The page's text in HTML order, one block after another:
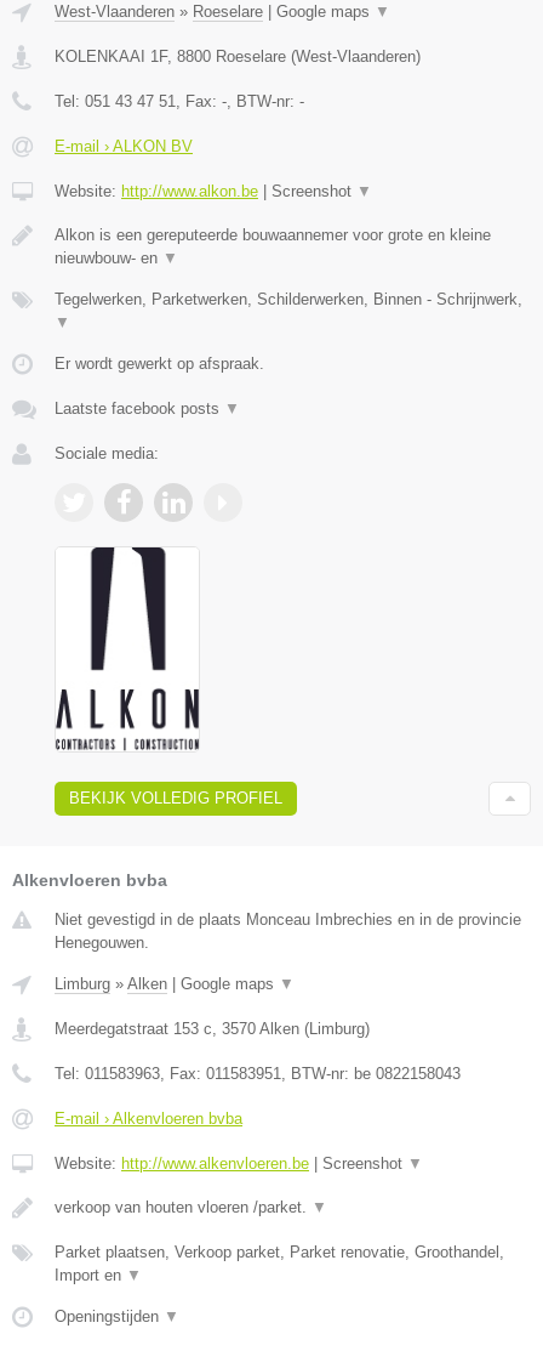
West-Vlaanderen » Roeselare Google maps ▼
KOLENKAAI 1F, 8800 Roeselare (West-Vlaanderen)
Tel: 051 43 47 51, Fax: -, BTW-nr: -
E-mail › ALKON BV
Website: http://www.alkon.be Screenshot ▼
Alkon is een gereputeerde bouwaannemer voor grote en kleine
nieuwbouw- en ▼
Tegelwerken, Parketwerken, Schilderwerken, Binnen - Schrijnwerk,
▼
Er wordt gewerkt op afspraak.
Laatste facebook posts ▼
Sociale media:
BEKIJK VOLLEDIG PROFIEL
Alkenvloeren bvba
Niet gevestigd in de plaats Monceau Imbrechies en in de provincie
Henegouwen.
Limburg » Alken Google maps ▼
Meerdegatstraat 153 c, 3570 Alken (Limburg)
Tel: 011583963, Fax: 011583951, BTW-nr: be 0822158043
E-mail › Alkenvloeren bvba
Website: http://www.alkenvloeren.be Screenshot ▼
verkoop van houten vloeren /parket. ▼
Parket plaatsen, Verkoop parket, Parket renovatie, Groothandel,
Import en ▼
Openingstijden ▼